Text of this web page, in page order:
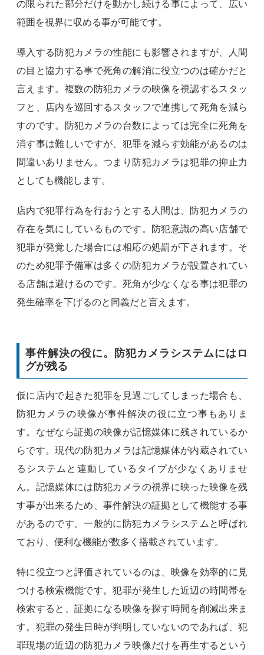
の限られた部分だけを動かし続ける事によって、広い
範囲を視界に収める事が可能です。
導入する防犯カメラの性能にも影響されますが、人間
の目と協力する事で死角の解消に役立つのは確かだと
言えます。複数の防犯カメラの映像を視認するスタッ
フと、店内を巡回するスタッフで連携して死角を減ら
すのです。防犯カメラの台数によっては完全に死角を
消す事は難しいですが、犯罪を減らす効能があるのは
間違いありません。つまり防犯カメラは犯罪の抑止力
としても機能します。
店内で犯罪行為を行おうとする人間は、防犯カメラの
存在を気にしているものです。防犯意識の高い店舗で
犯罪が発覚した場合には相応の処罰が下されます。そ
のため犯罪予備軍は多くの防犯カメラが設置されてい
る店舗は避けるのです。死角が少なくなる事は犯罪の
発生確率を下げるのと同義だと言えます。
事件解決の役に。防犯カメラシステムにはロ
グが残る
仮に店内で起きた犯罪を見過ごしてしまった場合も、
防犯カメラの映像が事件解決の役に立つ事もありま
す。なぜなら証拠の映像が記憶媒体に残されているか
らです。現代の防犯カメラは記憶媒体が内蔵されてい
るシステムと連動しているタイプが少なくありませ
ん。記憶媒体には防犯カメラの視界に映った映像を残
す事が出来るため、事件解決の証拠として機能する事
があるのです。一般的に防犯カメラシステムと呼ばれ
ており、便利な機能が数多く搭載されています。
特に役立つと評価されているのは、映像を効率的に見
つける検索機能です。犯罪が発生した近辺の時間帯を
検索すると、証拠になる映像を探す時間を削減出来ま
す。犯罪の発生日時が判明していないのであれば、犯
罪現場の近辺の防犯カメラ映像だけを再生するという